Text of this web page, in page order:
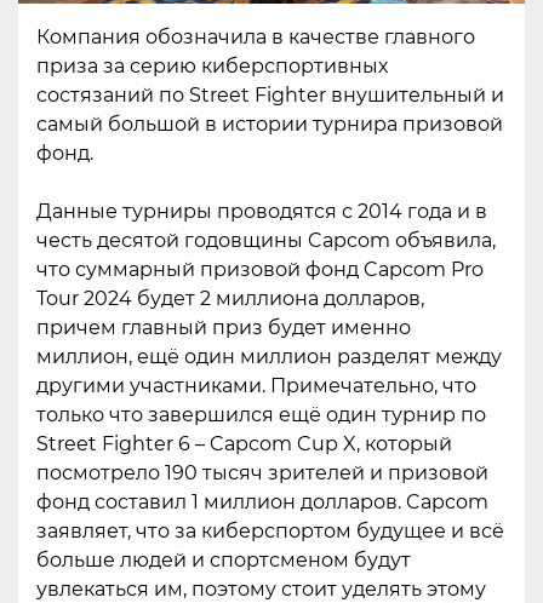
Компания обозначила в качестве главного
приза за серию киберспортивных
состязаний по Street Fighter внушительный и
самый большой в истории турнира призовой
фонд.
Данные турниры проводятся с 2014 года и в
честь десятой годовщины Capcom объявила,
что суммарный призовой фонд Capcom Pro
Tour 2024 будет 2 миллиона долларов,
причем главный приз будет именно
миллион, ещё один миллион разделят между
другими участниками. Примечательно, что
только что завершился ещё один турнир по
Street Fighter 6 – Capcom Cup X, который
посмотрело 190 тысяч зрителей и призовой
фонд составил 1 миллион долларов. Capcom
заявляет, что за киберспортом будущее и всё
больше людей и спортсменом будут
увлекаться им, поэтому стоит уделять этому